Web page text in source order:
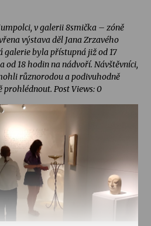
v galerii 8smička – zóně
výstava děl Jana Zrzavého
galerie byla přístupná již od 17
od 18 hodin na nádvoří. Návštěvníci,
různorodou a podivuhodně
Post Views: 0